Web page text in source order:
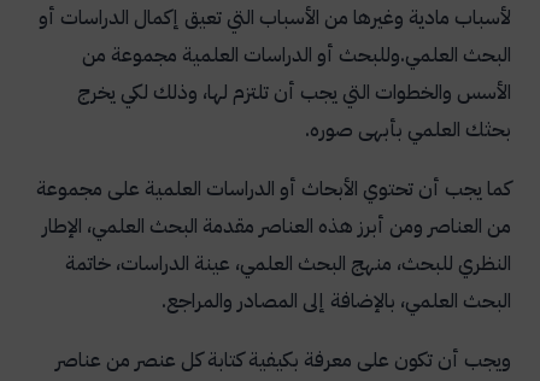
لأسباب مادية وغيرها من الأسباب التي تعيق إكمال الدراسات أو
البحث العلمي.وللبحث أو الدراسات العلمية مجموعة من
الأسس والخطوات التي يجب أن تلتزم لها، وذلك لكي يخرج
بحثك العلمي بأبهى صوره.
كما يجب أن تحتوي الأبحاث أو الدراسات العلمية على مجموعة
من العناصر ومن أبرز هذه العناصر مقدمة البحث العلمي، الإطار
النظري للبحث، منهج البحث العلمي، عينة الدراسات، خاتمة
البحث العلمي، بالإضافة إلى المصادر والمراجع.
ويجب أن تكون على معرفة بكيفية كتابة كل عنصر من عناصر